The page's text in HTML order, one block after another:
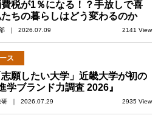
税が1％になる！？手放しで喜
ちの暮らしはどう変わるのか
｜ 2026.07.09 2141 View
ス
願したい大学」近畿大学が初の
学ブランド力調査 2026』
研 ｜ 2026.07.29 2935 View